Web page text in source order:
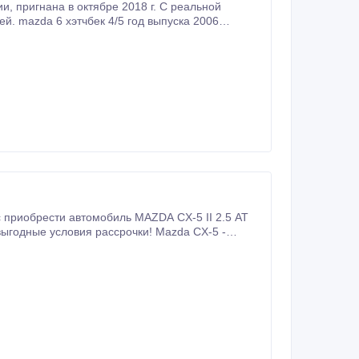
автомобиль MAZDA CX-5 II 2.5 AT
условия рассрочки! Mazda CX-5 -